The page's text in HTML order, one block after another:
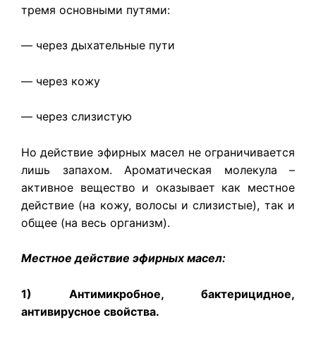
тремя основными путями:
— через дыхательные пути
— через кожу
— через слизистую
Но действие эфирных масел не ограничивается
лишь запахом. Ароматическая молекула –
активное вещество и оказывает как местное
действие (на кожу, волосы и слизистые), так и
общее (на весь организм).
Местное действие эфирных масел:
1) Антимикробное, бактерицидное,
антивирусное свойства.